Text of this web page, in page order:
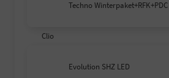
Techno Winterpaket+RFK+PDC
Clio
Evolution SHZ LED